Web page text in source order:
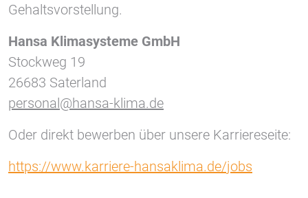
Gehaltsvorstellung.
Hansa Klimasysteme GmbH
Stockweg 19
26683 Saterland
personal@hansa-klima.de
Oder direkt bewerben über unsere Karriereseite:
https://www.karriere-hansaklima.de/jobs